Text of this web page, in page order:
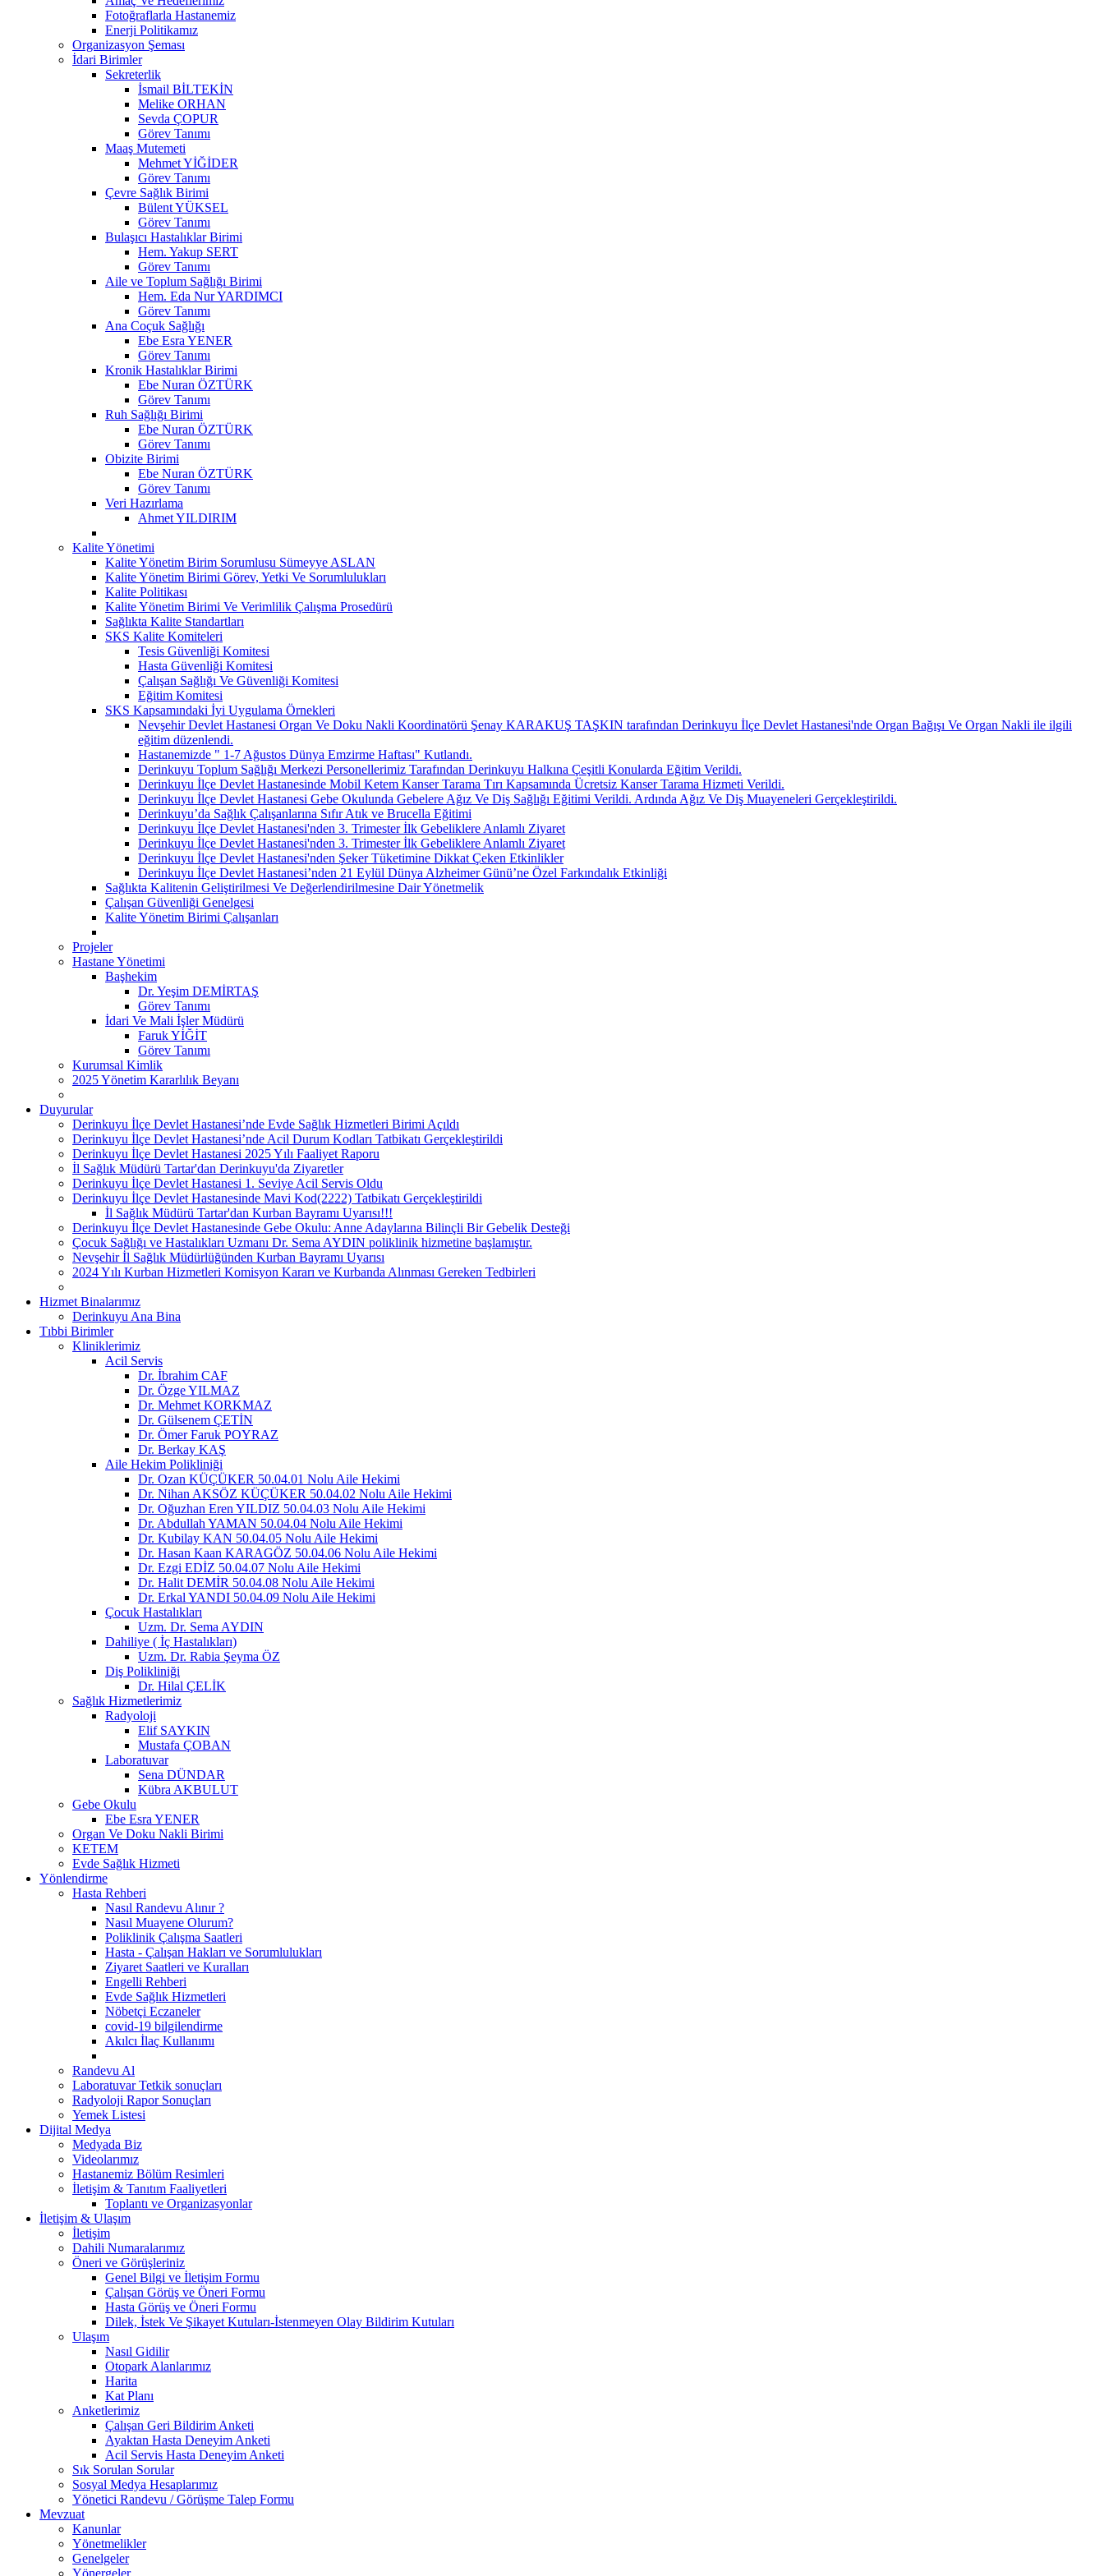
Fotoğraflarla Hastanemiz
Enerji Politikamız
Organizasyon Şeması
İdari Birimler
Sekreterlik
İsmail BİLTEKİN
Melike ORHAN
Sevda ÇOPUR
Görev Tanımı
Maaş Mutemeti
Mehmet YİĞİDER
Görev Tanımı
Çevre Sağlık Birimi
Bülent YÜKSEL
Görev Tanımı
Bulaşıcı Hastalıklar Birimi
Hem. Yakup SERT
Görev Tanımı
Aile ve Toplum Sağlığı Birimi
Hem. Eda Nur YARDIMCI
Görev Tanımı
Ana Coçuk Sağlığı
Ebe Esra YENER
Görev Tanımı
Kronik Hastalıklar Birimi
Ebe Nuran ÖZTÜRK
Görev Tanımı
Ruh Sağlığı Birimi
Ebe Nuran ÖZTÜRK
Görev Tanımı
Obizite Birimi
Ebe Nuran ÖZTÜRK
Görev Tanımı
Veri Hazırlama
Ahmet YILDIRIM
Kalite Yönetimi
Kalite Yönetim Birim Sorumlusu Sümeyye ASLAN
Kalite Yönetim Birimi Görev, Yetki Ve Sorumlulukları
Kalite Politikası
Kalite Yönetim Birimi Ve Verimlilik Çalışma Prosedürü
Sağlıkta Kalite Standartları
SKS Kalite Komiteleri
Tesis Güvenliği Komitesi
Hasta Güvenliği Komitesi
Çalışan Sağlığı Ve Güvenliği Komitesi
Eğitim Komitesi
SKS Kapsamındaki İyi Uygulama Örnekleri
Nevşehir Devlet Hastanesi Organ Ve Doku Nakli Koordinatörü Şenay KARAKUŞ TAŞKIN tarafından Derinkuyu İlçe Devlet Hastanesi'nde Organ Bağışı Ve Organ Nakli ile ilgili
eğitim düzenlendi.
Hastanemizde " 1-7 Ağustos Dünya Emzirme Haftası" Kutlandı.
Derinkuyu Toplum Sağlığı Merkezi Personellerimiz Tarafından Derinkuyu Halkına Çeşitli Konularda Eğitim Verildi.
Derinkuyu İlçe Devlet Hastanesinde Mobil Ketem Kanser Tarama Tırı Kapsamında Ücretsiz Kanser Tarama Hizmeti Verildi.
Derinkuyu İlçe Devlet Hastanesi Gebe Okulunda Gebelere Ağız Ve Diş Sağlığı Eğitimi Verildi. Ardında Ağız Ve Diş Muayeneleri Gerçekleştirildi.
Derinkuyu’da Sağlık Çalışanlarına Sıfır Atık ve Brucella Eğitimi
Derinkuyu İlçe Devlet Hastanesi'nden 3. Trimester İlk Gebeliklere Anlamlı Ziyaret
Derinkuyu İlçe Devlet Hastanesi'nden 3. Trimester İlk Gebeliklere Anlamlı Ziyaret
Derinkuyu İlçe Devlet Hastanesi'nden Şeker Tüketimine Dikkat Çeken Etkinlikler
Derinkuyu İlçe Devlet Hastanesi’nden 21 Eylül Dünya Alzheimer Günü’ne Özel Farkındalık Etkinliği
Sağlıkta Kalitenin Geliştirilmesi Ve Değerlendirilmesine Dair Yönetmelik
Çalışan Güvenliği Genelgesi
Kalite Yönetim Birimi Çalışanları
Projeler
Hastane Yönetimi
Başhekim
Dr. Yeşim DEMİRTAŞ
Görev Tanımı
İdari Ve Mali İşler Müdürü
Faruk YİĞİT
Görev Tanımı
Kurumsal Kimlik
2025 Yönetim Kararlılık Beyanı
Duyurular
Derinkuyu İlçe Devlet Hastanesi’nde Evde Sağlık Hizmetleri Birimi Açıldı
Derinkuyu İlçe Devlet Hastanesi’nde Acil Durum Kodları Tatbikatı Gerçekleştirildi
Derinkuyu İlçe Devlet Hastanesi 2025 Yılı Faaliyet Raporu
İl Sağlık Müdürü Tartar'dan Derinkuyu'da Ziyaretler
Derinkuyu İlçe Devlet Hastanesi 1. Seviye Acil Servis Oldu
Derinkuyu İlçe Devlet Hastanesinde Mavi Kod(2222) Tatbikatı Gerçekleştirildi
İl Sağlık Müdürü Tartar'dan Kurban Bayramı Uyarısı!!!
Derinkuyu İlçe Devlet Hastanesinde Gebe Okulu: Anne Adaylarına Bilinçli Bir Gebelik Desteği
Çocuk Sağlığı ve Hastalıkları Uzmanı Dr. Sema AYDIN poliklinik hizmetine başlamıştır.
Nevşehir İl Sağlık Müdürlüğünden Kurban Bayramı Uyarısı
2024 Yılı Kurban Hizmetleri Komisyon Kararı ve Kurbanda Alınması Gereken Tedbirleri
Hizmet Binalarımız
Derinkuyu Ana Bina
Tıbbi Birimler
Kliniklerimiz
Acil Servis
Dr. İbrahim CAF
Dr. Özge YILMAZ
Dr. Mehmet KORKMAZ
Dr. Gülsenem ÇETİN
Dr. Ömer Faruk POYRAZ
Dr. Berkay KAŞ
Aile Hekim Polikliniği
Dr. Ozan KÜÇÜKER 50.04.01 Nolu Aile Hekimi
Dr. Nihan AKSÖZ KÜÇÜKER 50.04.02 Nolu Aile Hekimi
Dr. Oğuzhan Eren YILDIZ 50.04.03 Nolu Aile Hekimi
Dr. Abdullah YAMAN 50.04.04 Nolu Aile Hekimi
Dr. Kubilay KAN 50.04.05 Nolu Aile Hekimi
Dr. Hasan Kaan KARAGÖZ 50.04.06 Nolu Aile Hekimi
Dr. Ezgi EDİZ 50.04.07 Nolu Aile Hekimi
Dr. Halit DEMİR 50.04.08 Nolu Aile Hekimi
Dr. Erkal YANDI 50.04.09 Nolu Aile Hekimi
Çocuk Hastalıkları
Uzm. Dr. Sema AYDIN
Dahiliye ( İç Hastalıkları)
Uzm. Dr. Rabia Şeyma ÖZ
Diş Polikliniği
Dr. Hilal ÇELİK
Sağlık Hizmetlerimiz
Radyoloji
Elif SAYKIN
Mustafa ÇOBAN
Laboratuvar
Sena DÜNDAR
Kübra AKBULUT
Gebe Okulu
Ebe Esra YENER
Organ Ve Doku Nakli Birimi
KETEM
Evde Sağlık Hizmeti
Yönlendirme
Hasta Rehberi
Nasıl Randevu Alınır ?
Nasıl Muayene Olurum?
Poliklinik Çalışma Saatleri
Hasta - Çalışan Hakları ve Sorumlulukları
Ziyaret Saatleri ve Kuralları
Engelli Rehberi
Evde Sağlık Hizmetleri
Nöbetçi Eczaneler
covid-19 bilgilendirme
Akılcı İlaç Kullanımı
Randevu Al
Laboratuvar Tetkik sonuçları
Radyoloji Rapor Sonuçları
Yemek Listesi
Dijital Medya
Medyada Biz
Videolarımız
Hastanemiz Bölüm Resimleri
İletişim & Tanıtım Faaliyetleri
Toplantı ve Organizasyonlar
İletişim & Ulaşım
İletişim
Dahili Numaralarımız
Öneri ve Görüşleriniz
Genel Bilgi ve İletişim Formu
Çalışan Görüş ve Öneri Formu
Hasta Görüş ve Öneri Formu
Dilek, İstek Ve Şikayet Kutuları-İstenmeyen Olay Bildirim Kutuları
Ulaşım
Nasıl Gidilir
Otopark Alanlarımız
Harita
Kat Planı
Anketlerimiz
Çalışan Geri Bildirim Anketi
Ayaktan Hasta Deneyim Anketi
Acil Servis Hasta Deneyim Anketi
Sık Sorulan Sorular
Sosyal Medya Hesaplarımız
Yönetici Randevu / Görüşme Talep Formu
Mevzuat
Kanunlar
Yönetmelikler
Genelgeler
Yönergeler